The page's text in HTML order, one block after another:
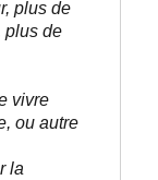
plus de
plus de
vivre
ou autre
la